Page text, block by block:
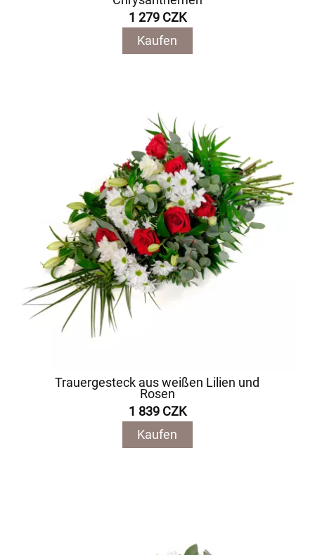
1 279 CZK
Kaufen
Trauergesteck aus weißen Lilien und
Rosen
1 839 CZK
Kaufen